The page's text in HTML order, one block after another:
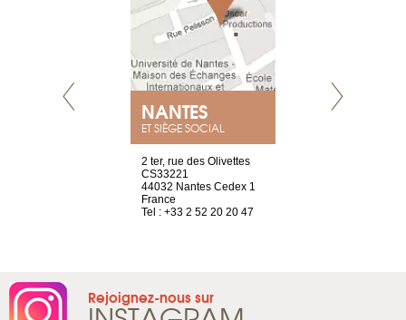
NANTES
ET SIÈGE SOCIAL
2 ter, rue des Olivettes
CS33221
44032 Nantes Cedex 1
France
Tel : +33 2 52 20 20 47
Rejoignez-nous sur